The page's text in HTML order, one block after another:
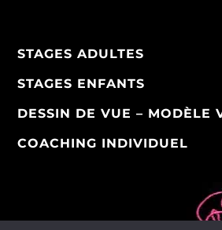
STAGES ADULTES
STAGES ENFANTS
DESSIN DE VUE – MODÈLE
COACHING INDIVIDUEL